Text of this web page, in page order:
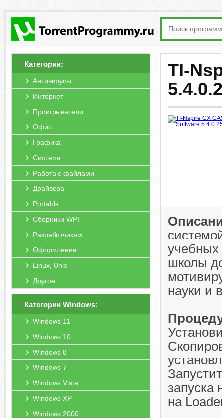
Категории:
Антивирусы
Интернет
Проигрыватели
Офис
Графика
Система
Работа с файлами
Драйвера
Portable
Сборники WPI
Разработчикам
Оформление
Linux, Unix
Другое
Категории Windows:
Windows 11
Windows 10
Windows 8
Windows 7
Windows Vista
Windows XP
Windows 2000
TI-
учебных
школы
науки и
запуска
на